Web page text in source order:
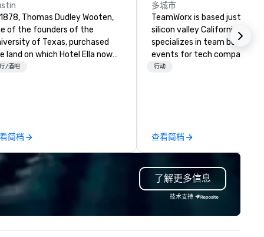
1878, Thomas Dudley Wooten,
of the founders of the
of Texas, purchased
land on which Hotel Ella now
Wooten’s son, Goodall, moved
in 2013, and now offers
perfect balance between
and a rich history
in the fabric of the
and the university.
/酒吧
简档
多城市
TeamWorx is based just
silicon valley California and
specializes in team building
events for tech companies
tech employees, engineering
Battle 2, and our newest
Robot Racing! We deliver
for large groups anywhere in
United States: Robot Build
Battle 1 up to 300 people,
Build and Battle 2 up to 500
people, Robot Racing up to
people, and combine 1 & 2
行动
查看简档
了解更多信息
技术支持